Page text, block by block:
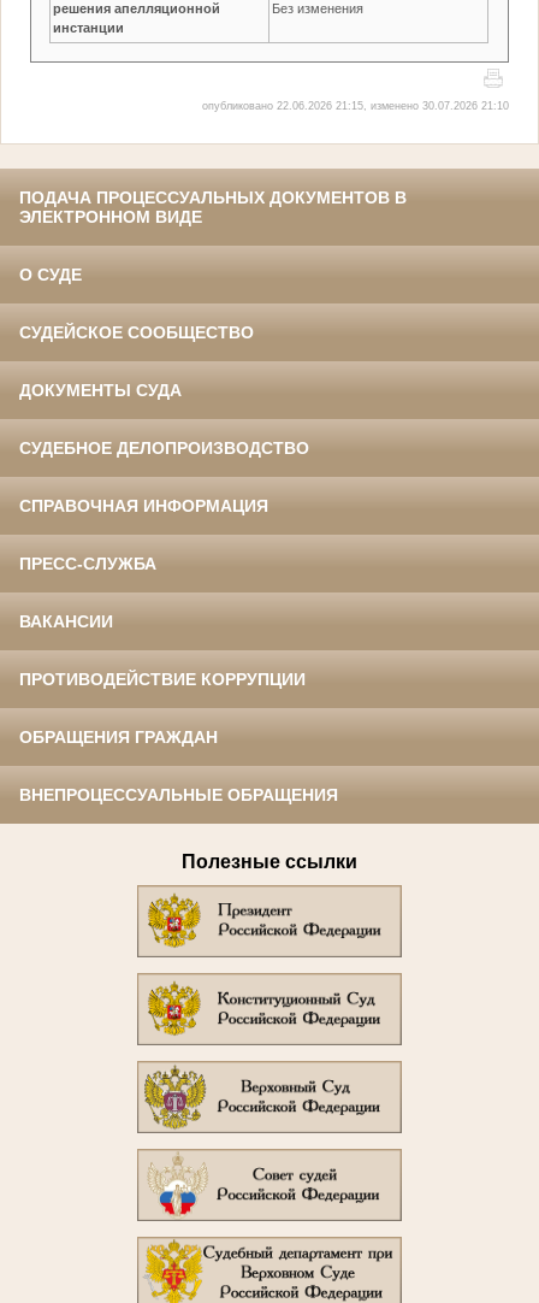
решения апелляционной
инстанции
Без изменения
опубликовано 22.06.2026 21:15, изменено 30.07.2026 21:10
ПОДАЧА ПРОЦЕССУАЛЬНЫХ ДОКУМЕНТОВ В
ЭЛЕКТРОННОМ ВИДЕ
О СУДЕ
СУДЕЙСКОЕ СООБЩЕСТВО
ДОКУМЕНТЫ СУДА
СУДЕБНОЕ ДЕЛОПРОИЗВОДСТВО
СПРАВОЧНАЯ ИНФОРМАЦИЯ
ПРЕСС-СЛУЖБА
ВАКАНСИИ
ПРОТИВОДЕЙСТВИЕ КОРРУПЦИИ
ОБРАЩЕНИЯ ГРАЖДАН
ВНЕПРОЦЕССУАЛЬНЫЕ ОБРАЩЕНИЯ
Полезные ссылки